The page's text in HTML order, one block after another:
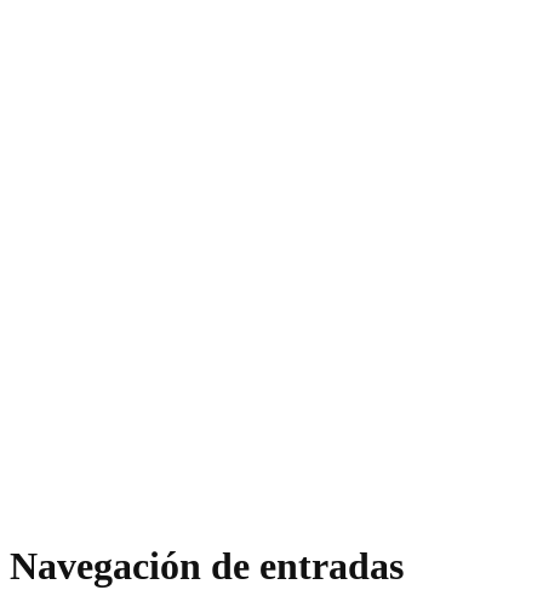
Navegación de entradas